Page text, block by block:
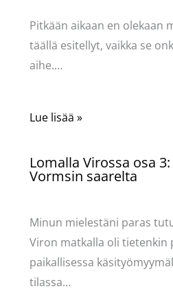
Pitkään aikaan en olekaan
täällä esitellyt, vaikka se
aihe.…
Lue lisää »
Lomalla Virossa osa
Vormsin saarelta
Minun mielestäni paras
Viron matkalla oli tietenkin
paikallisessa
tilassa…